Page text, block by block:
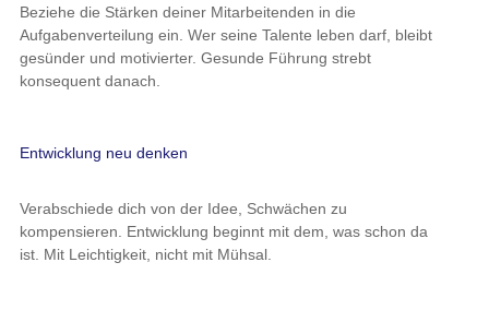
Beziehe die Stärken deiner Mitarbeitenden in die
Aufgabenverteilung ein. Wer seine Talente leben darf, bleibt
gesünder und motivierter. Gesunde Führung strebt
konsequent danach.
Entwicklung neu denken
Verabschiede dich von der Idee, Schwächen zu
kompensieren. Entwicklung beginnt mit dem, was schon da
ist. Mit Leichtigkeit, nicht mit Mühsal.